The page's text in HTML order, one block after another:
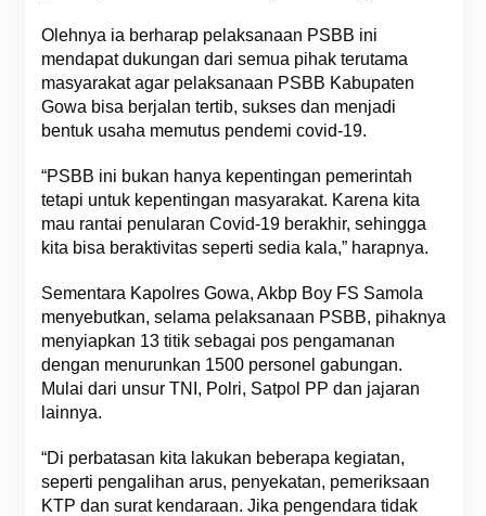
Olehnya ia berharap pelaksanaan PSBB ini
mendapat dukungan dari semua pihak terutama
masyarakat agar pelaksanaan PSBB Kabupaten
Gowa bisa berjalan tertib, sukses dan menjadi
bentuk usaha memutus pendemi covid-19.
“PSBB ini bukan hanya kepentingan pemerintah
tetapi untuk kepentingan masyarakat. Karena kita
mau rantai penularan Covid-19 berakhir, sehingga
kita bisa beraktivitas seperti sedia kala,” harapnya.
Sementara Kapolres Gowa, Akbp Boy FS Samola
menyebutkan, selama pelaksanaan PSBB, pihaknya
menyiapkan 13 titik sebagai pos pengamanan
dengan menurunkan 1500 personel gabungan.
Mulai dari unsur TNI, Polri, Satpol PP dan jajaran
lainnya.
“Di perbatasan kita lakukan beberapa kegiatan,
seperti pengalihan arus, penyekatan, pemeriksaan
KTP dan surat kendaraan. Jika pengendara tidak